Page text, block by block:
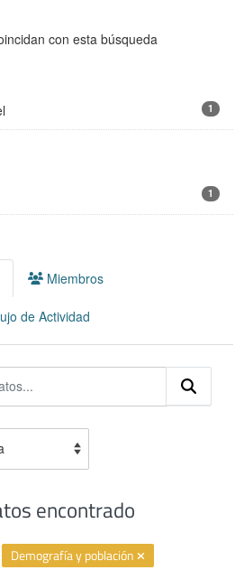
con esta búsqueda
1
1
Miembros
de Actividad
encontrado
Demografía y población